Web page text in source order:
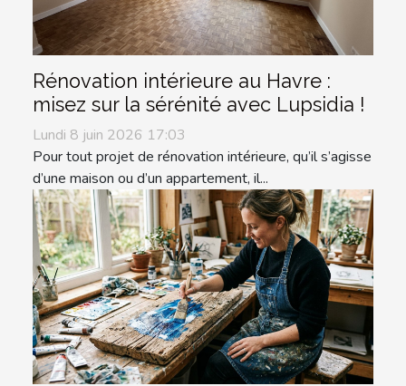
Rénovation intérieure au Havre :
misez sur la sérénité avec Lupsidia !
Lundi 8 juin 2026 17:03
Pour tout projet de rénovation intérieure, qu’il s’agisse
d’une maison ou d’un appartement, il...